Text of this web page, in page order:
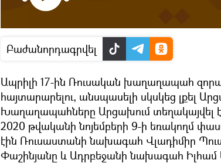
Բաժանորդագրվել
Ապրիլի 17-ին Ռուսական խաղաղապահ
հայտարարելու, անսպասելի սկսկեց լքել
Խաղաղապահները Արցախում տեղակայվել
2020 թվականի նոյեմբերի 9-ի եռակողմ
էին Ռուսաստանի նախագահ Վլադիմիր
Փաշինյանը և Ադրբեջանի նախագահ Իլհամ